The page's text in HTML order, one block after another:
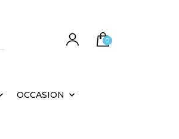
0
OCCASION